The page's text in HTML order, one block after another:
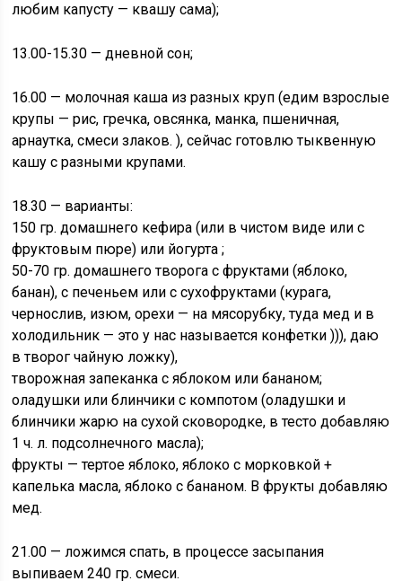
любим капусту — квашу сама);
13.00-15.30 — дневной сон;
16.00 — молочная каша из разных круп (едим взрослые
крупы — рис, гречка, овсянка, манка, пшеничная,
арнаутка, смеси злаков. ), сейчас готовлю тыквенную
кашу с разными крупами.
18.30 — варианты:
150 гр. домашнего кефира (или в чистом виде или с
фруктовым пюре) или йогурта ;
50-70 гр. домашнего творога с фруктами (яблоко,
банан), с печеньем или с сухофруктами (курага,
чернослив, изюм, орехи — на мясорубку, туда мед и в
холодильник — это у нас называется конфетки ))), даю
в творог чайную ложку),
творожная запеканка с яблоком или бананом;
оладушки или блинчики с компотом (оладушки и
блинчики жарю на сухой сковородке, в тесто добавляю
1 ч. л. подсолнечного масла);
фрукты — тертое яблоко, яблоко с морковкой +
капелька масла, яблоко с бананом. В фрукты добавляю
мед.
21.00 — ложимся спать, в процессе засыпания
выпиваем 240 гр. смеси.